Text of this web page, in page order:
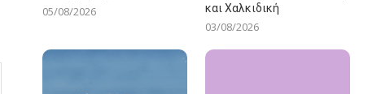
05/08/2026
και Χαλκιδική
03/08/2026